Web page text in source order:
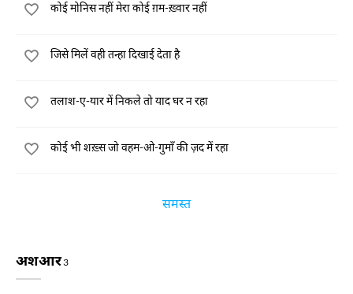
कोई मोनिस नहीं मेरा कोई ग़म-ख़्वार नहीं
जिसे मिलें वही तन्हा दिखाई देता है
तलाश-ए-यार में निकले तो याद घर न रहा
कोई भी शख़्स जो वहम-ओ-गुमाँ की ज़द में रहा
समस्त
अशआर3